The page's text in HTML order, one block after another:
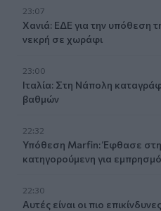
23:07
Χανιά: ΕΔΕ για την υπόθεση
νεκρή σε χωράφι
23:00
Ιταλία: Στη Νάπολη
βαθμών
22:32
Υπόθεση Marfin: Έφθασε
κατηγορούμενη για εμπρησμό
22:30
Αυτές είναι οι πιο